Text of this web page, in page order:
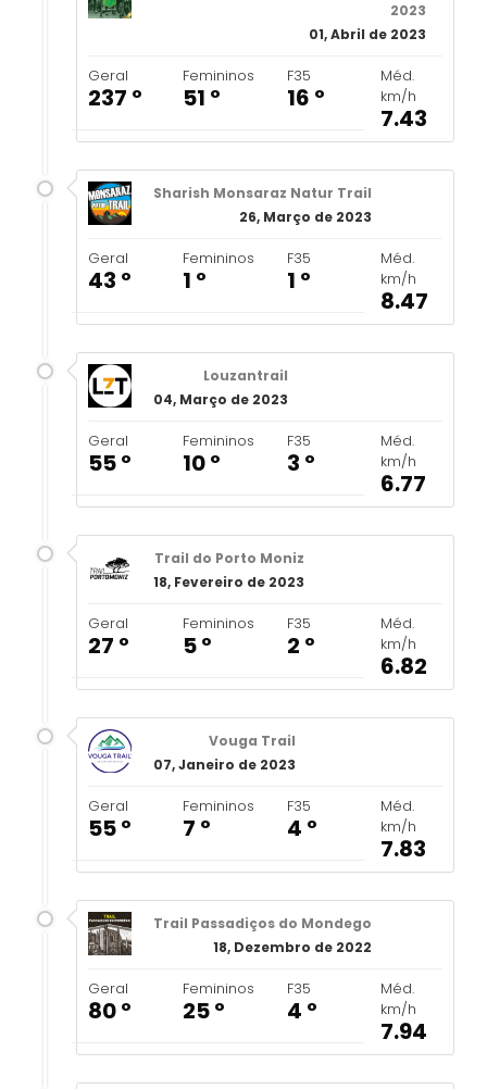
2023
01, Abril de 2023
Geral
237 º
Femininos
51 º
F35
16 º
Méd.
km/h
7.43
Sharish Monsaraz Natur Trail
26, Março de 2023
Geral
43 º
Femininos
1 º
F35
1 º
Méd.
km/h
8.47
Louzantrail
04, Março de 2023
Geral
55 º
Femininos
10 º
F35
3 º
Méd.
km/h
6.77
Trail do Porto Moniz
18, Fevereiro de 2023
Geral
27 º
Femininos
5 º
F35
2 º
Méd.
km/h
6.82
Vouga Trail
07, Janeiro de 2023
Geral
55 º
Femininos
7 º
F35
4 º
Méd.
km/h
7.83
Trail Passadiços do Mondego
18, Dezembro de 2022
Geral
80 º
Femininos
25 º
F35
4 º
Méd.
km/h
7.94